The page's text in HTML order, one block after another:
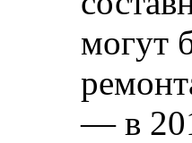
могут
— в